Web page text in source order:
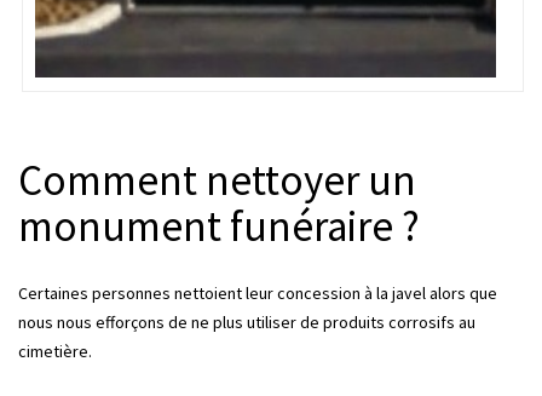
Comment nettoyer un
monument funéraire ?
Certaines personnes nettoient leur concession à la javel alors que
nous nous efforçons de ne plus utiliser de produits corrosifs au
cimetière.